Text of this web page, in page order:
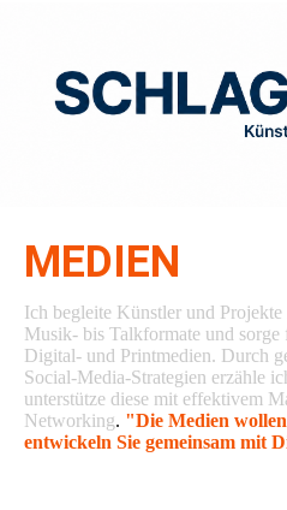
MEDIEN
Ich begleite Künstler und
Musik- bis Talkformate und sorge
Digital- und Printmedien. Durch
Social-Media-Strategien erzähle
unterstütze diese mit effektivem
Networking. "Die Medien
entwickeln Sie gemeinsam mit